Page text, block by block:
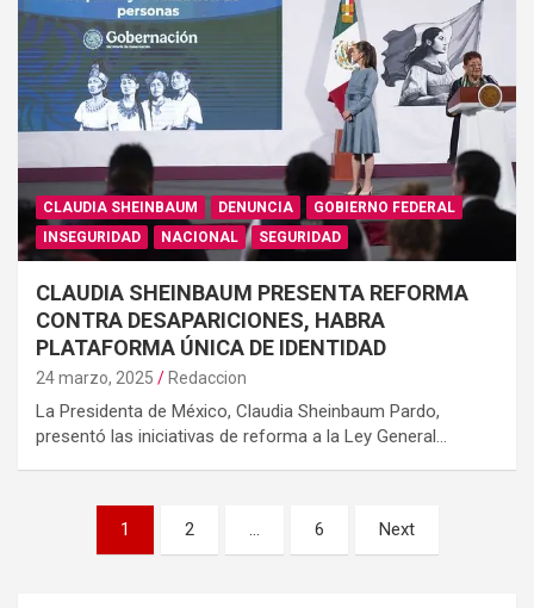
CLAUDIA SHEINBAUM DENUNCIA
GOBIERNO FEDERAL
INSEGURIDAD
NACIONAL SEGURIDAD
CLAUDIA SHEINBAUM PRESENTA REFORMA
CONTRA DESAPARICIONES, HABRA
PLATAFORMA ÚNICA DE IDENTIDAD
24 marzo, 2025 Redaccion
La Presidenta de México, Claudia Sheinbaum Pardo,
presentó las iniciativas de reforma a la Ley General…
Paginación
1 2 … 6 Next